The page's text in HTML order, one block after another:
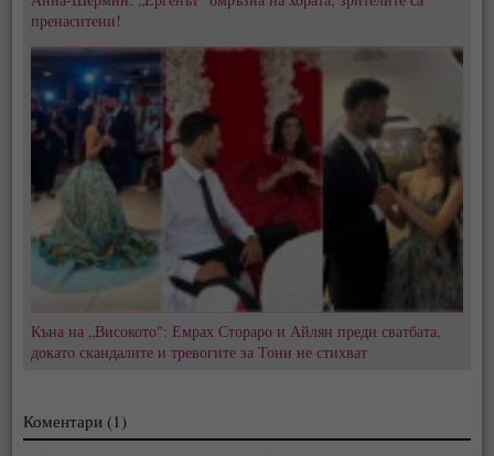
пренаситени!
Къна на „Високото": Емрах Стораро и Айлян преди сватбата,
докато скандалите и тревогите за Тони не стихват
Коментари (1)